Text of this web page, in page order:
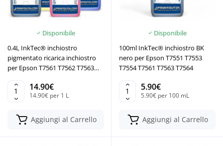
Disponibile
0.4L InkTec® inchiostro
pigmentato ricarica inchiostro
per Epson T7561 T7562 T7563
14.90€
14.90€ per 1 L
Aggiungi al Carrello
Disponibile
100ml InkTec® inchiostro BK
nero per Epson T7551 T7553
T7554 T7561 T7563 T7564
5.90€
5.90€ per 100 mL
Aggiungi al Carrello